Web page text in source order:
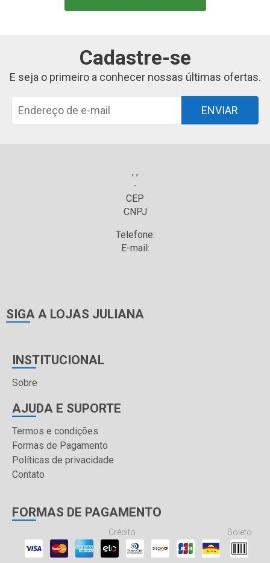
Cadastre-se
E seja o primeiro a conhecer nossas últimas ofertas.
ENVIAR
, ,
-
CEP
CNPJ
Telefone:
E-mail:
SIGA A LOJAS JULIANA
INSTITUCIONAL
Sobre
AJUDA E SUPORTE
Termos e condições
Formas de Pagamento
Políticas de privacidade
Contato
FORMAS DE PAGAMENTO
Crédito Boleto